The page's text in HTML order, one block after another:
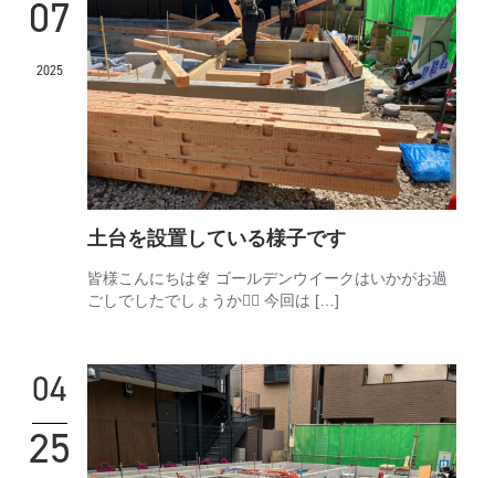
07
2025
土台を設置している様子です
皆様こんにちは🍨 ゴールデンウイークはいかがお過
ごしでしたでしょうか🏌🏻 今回は […]
04
25